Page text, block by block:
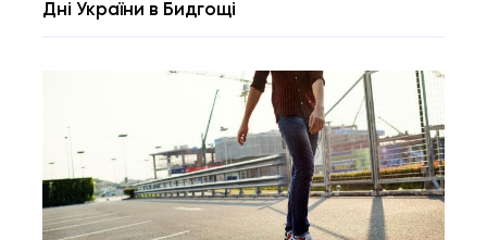
Дні України в Бидгощі